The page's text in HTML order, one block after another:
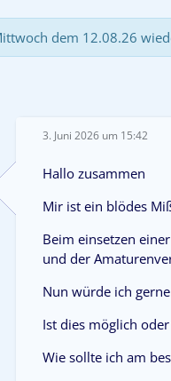
dem 12.08.26
3. Juni 2026 um 15:42
Hallo zusammen
Mir ist ein blödes
Beim einsetzen
und der
Nun würde ich
Ist dies möglich
Wie sollte ich am